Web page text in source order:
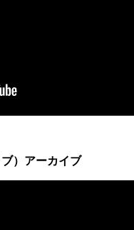
）アーカイブ